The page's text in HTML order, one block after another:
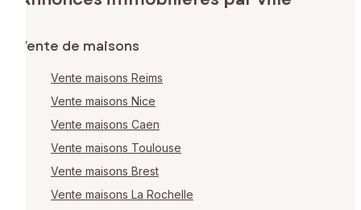
Vente de maisons
Vente maisons Reims
Vente maisons Nice
Vente maisons Caen
Vente maisons Toulouse
Vente maisons Brest
Vente maisons La Rochelle